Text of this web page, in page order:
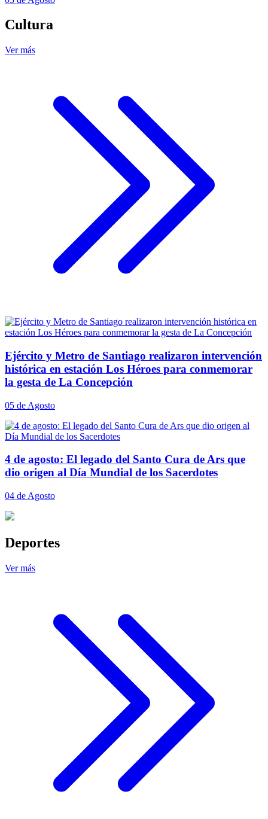
Cultura
Ver más
Ejército y Metro de Santiago realizaron intervención
histórica en estación Los Héroes para conmemorar
la gesta de La Concepción
05 de Agosto
4 de agosto: El legado del Santo Cura de Ars que
dio origen al Día Mundial de los Sacerdotes
04 de Agosto
Deportes
Ver más